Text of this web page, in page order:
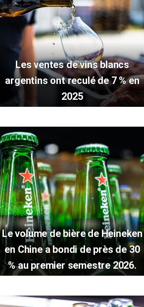
Les ventes de vins blancs
argentins ont reculé de 7 % en
2025
Le volume de bière de Heineken
en Chine a bondi de près de 30
% au premier semestre 2026.